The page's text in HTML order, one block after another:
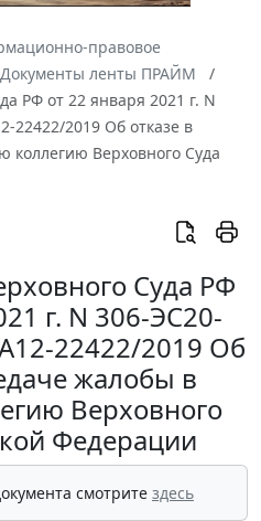
правовое
Документы ленты ПРАЙМ
РФ от 22 января 2021 г. N
22422/2019 Об отказе в
коллегию Верховного Суда
Суда РФ
г. N 306-ЭС20-
22422/2019 Об
жалобы в
Верховного
Федерации
смотрите здесь